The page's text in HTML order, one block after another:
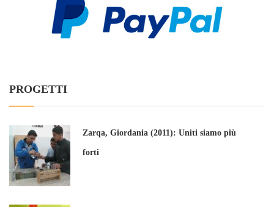
PROGETTI
Zarqa, Giordania (2011): Uniti siamo più
forti